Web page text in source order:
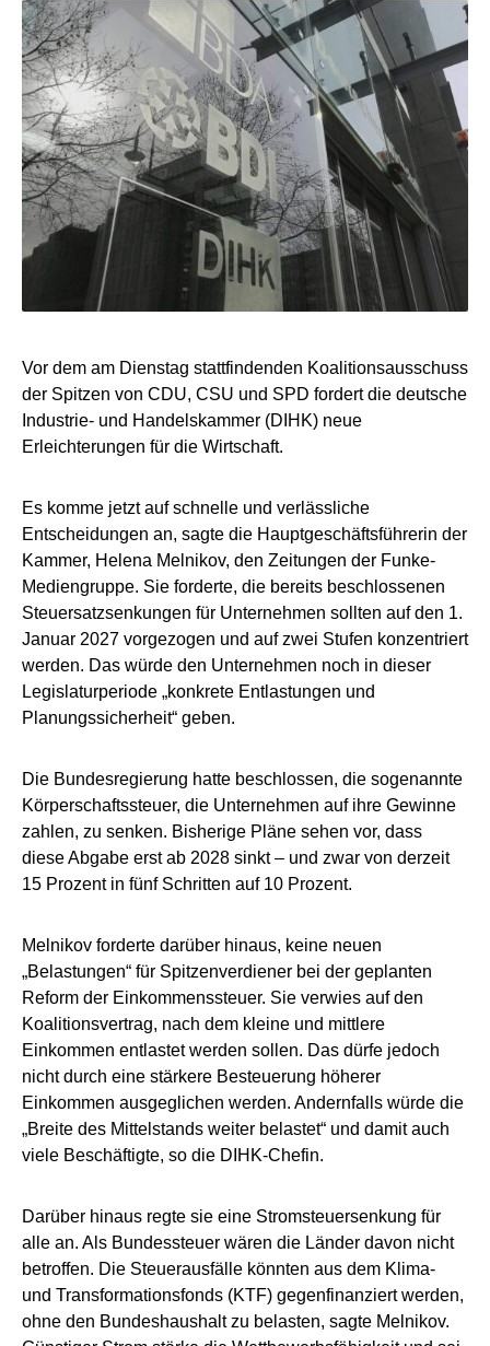
Vor dem am Dienstag stattfindenden Koalitionsausschuss
der Spitzen von CDU, CSU und SPD fordert die deutsche
Industrie- und Handelskammer (DIHK) neue
Erleichterungen für die Wirtschaft.
Es komme jetzt auf schnelle und verlässliche
Entscheidungen an, sagte die Hauptgeschäftsführerin der
Kammer, Helena Melnikov, den Zeitungen der Funke-
Mediengruppe. Sie forderte, die bereits beschlossenen
Steuersatzsenkungen für Unternehmen sollten auf den 1.
Januar 2027 vorgezogen und auf zwei Stufen konzentriert
werden. Das würde den Unternehmen noch in dieser
Legislaturperiode „konkrete Entlastungen und
Planungssicherheit“ geben.
Die Bundesregierung hatte beschlossen, die sogenannte
Körperschaftssteuer, die Unternehmen auf ihre Gewinne
zahlen, zu senken. Bisherige Pläne sehen vor, dass
diese Abgabe erst ab 2028 sinkt – und zwar von derzeit
15 Prozent in fünf Schritten auf 10 Prozent.
Melnikov forderte darüber hinaus, keine neuen
„Belastungen“ für Spitzenverdiener bei der geplanten
Reform der Einkommenssteuer. Sie verwies auf den
Koalitionsvertrag, nach dem kleine und mittlere
Einkommen entlastet werden sollen. Das dürfe jedoch
nicht durch eine stärkere Besteuerung höherer
Einkommen ausgeglichen werden. Andernfalls würde die
„Breite des Mittelstands weiter belastet“ und damit auch
viele Beschäftigte, so die DIHK-Chefin.
Darüber hinaus regte sie eine Stromsteuersenkung für
alle an. Als Bundessteuer wären die Länder davon nicht
betroffen. Die Steuerausfälle könnten aus dem Klima-
und Transformationsfonds (KTF) gegenfinanziert werden,
ohne den Bundeshaushalt zu belasten, sagte Melnikov.